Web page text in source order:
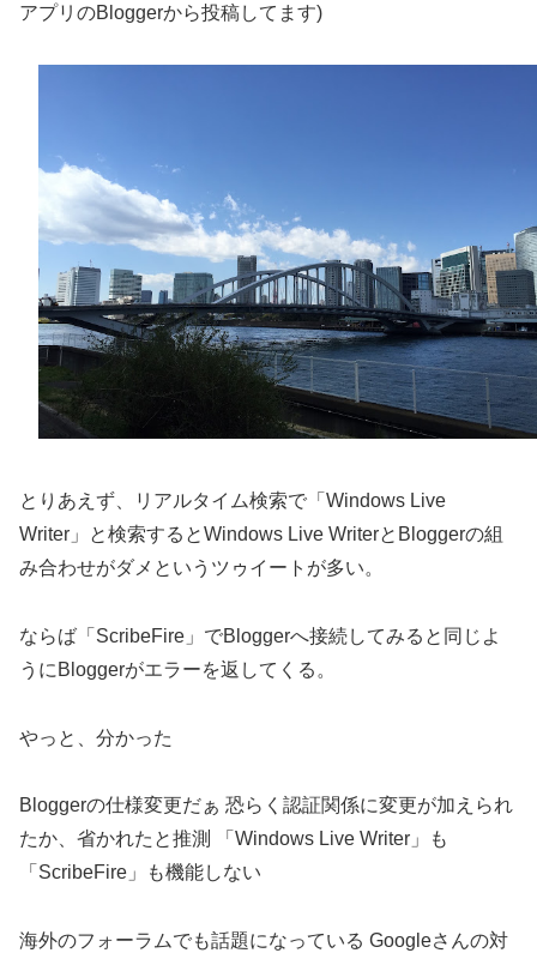
アプリのBloggerから投稿してます)
とりあえず、リアルタイム検索で「Windows Live
Writer」と検索するとWindows Live WriterとBloggerの組
み合わせがダメというツゥイートが多い。
ならば「ScribeFire」でBloggerへ接続してみると同じよ
うにBloggerがエラーを返してくる。
やっと、分かった
Bloggerの仕様変更だぁ 恐らく認証関係に変更が加えられ
たか、省かれたと推測 「Windows Live Writer」も
「ScribeFire」も機能しない
海外のフォーラムでも話題になっている Googleさんの対